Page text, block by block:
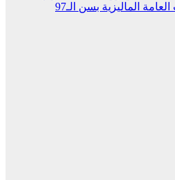
الماليزية بسن الـ97